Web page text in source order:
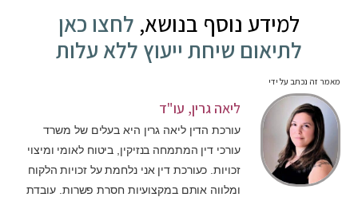
למידע נוסף בנושא, לחצו כאן
לתיאום שיחת ייעוץ ללא עלות
מאמר זה נכתב על ידי
ליאה גרין, עו"ד
עורכת הדין ליאה גרין היא בעלים של משרד
עורכי דין המתמחה בנזיקין, ביטוח לאומי ומיצוי
זכויות. כעורכת דין אני נלחמת על זכויות הלקוח
ומלווה אותם במקצועיות חסרת פשרות. עובדת